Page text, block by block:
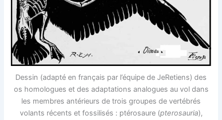
Dessin (adapté en français par l’équipe de JeRetiens) des
os homologues et des adaptations analogues au vol dans
les membres antérieurs de trois groupes de vertébrés
volants récents et fossilisés : ptérosaure (pterosauria),